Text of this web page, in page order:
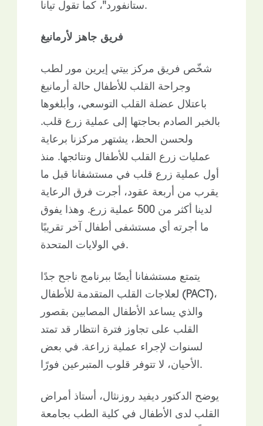
ستانفورد"، كما تقول تيانا.
فريق جاهز لأرمانيغ
شخّص فريق مركز بيتي إيرين مور لطب
وجراحة القلب للأطفال حالة أرمانيغ
باعتلال عضلة القلب التوسعي، وأبلغوها
بالخبر الصادم بحاجتها إلى عملية زرع قلب.
ولحسن الحظ، يشتهر مركزنا برعاية
عمليات زرع القلب للأطفال ونتائجها. منذ
أول عملية زرع قلب في مستشفانا قبل ما
يقرب من أربعة عقود، أجرت فرق الرعاية
لدينا أكثر من 500 عملية زرع. وهذا يفوق
ما أجرته أي مستشفى أطفال آخر تقريبًا
في الولايات المتحدة.
يتمتع مستشفانا أيضًا ببرنامج ناجح جدًا
لعلاجات القلب المتقدمة للأطفال (PACT)،
والذي يساعد الأطفال المصابين بقصور
القلب على تجاوز فترة انتظار قد تمتد
لسنوات لإجراء عملية زراعة. في بعض
الأحيان، لا تتوفر قلوب المتبرعين فورًا.
يوضح الدكتور ديفيد روزنثال، أستاذ أمراض
القلب لدى الأطفال في كلية الطب بجامعة